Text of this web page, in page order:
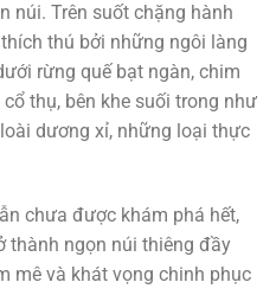
núi. Trên suốt chặng hành
thú bởi những ngôi làng
rừng quế bạt ngàn, chim
thụ, bên khe suối trong như
dương xỉ, những loại thực
chưa được khám phá hết,
thành ngọn núi thiêng đầy
mê và khát vọng chinh phục